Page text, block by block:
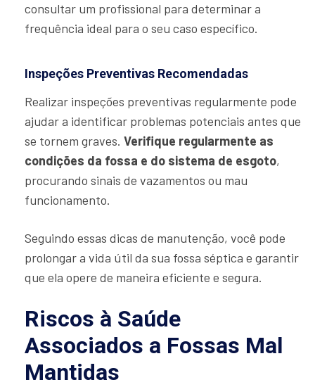
consultar um profissional para determinar a
frequência ideal para o seu caso específico.
Inspeções Preventivas Recomendadas
Realizar inspeções preventivas regularmente pode
ajudar a identificar problemas potenciais antes que
se tornem graves. Verifique regularmente as
condições da fossa e do sistema de esgoto,
procurando sinais de vazamentos ou mau
funcionamento.
Seguindo essas dicas de manutenção, você pode
prolongar a vida útil da sua fossa séptica e garantir
que ela opere de maneira eficiente e segura.
Riscos à Saúde
Associados a Fossas Mal
Mantidas